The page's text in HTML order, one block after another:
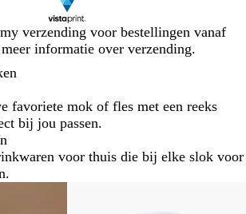
verzending voor bestellingen vanaf
meer informatie over verzending.
favoriete mok of fles met een reeks
bij jou passen.
voor thuis die bij elke slok voor